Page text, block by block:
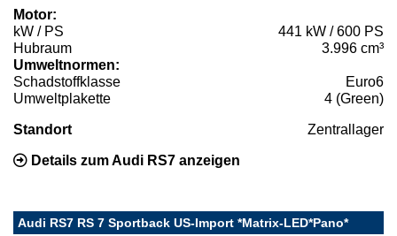
Motor:
kW / PS
441 kW / 600 PS
Hubraum
3.996 cm³
Umweltnormen:
Schadstoffklasse
Euro6
Umweltplakette
4 (Green)
Standort Zentrallager
Details zum Audi RS7 anzeigen
Audi RS7 RS 7 Sportback US-Import *Matrix-LED*Pano*